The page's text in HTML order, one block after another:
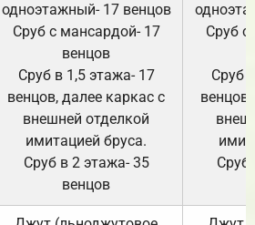
одноэтажный- 17 венцов
Сруб с мансардой- 17
венцов
Сруб в 1,5 этажа- 17
венцов, далее каркас с
внешней отделкой
имитацией бруса.
Сруб в 2 этажа- 35
венцов
Сруб с
Сруб
Сруб